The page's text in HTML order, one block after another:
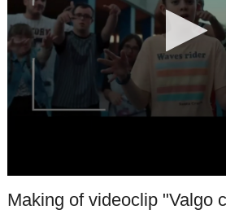
Making of videoclip "Valgo